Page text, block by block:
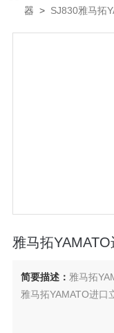
器 > SJ830雅马拓
雅马拓
简要描述： 雅马拓
雅马拓YAMATO进口